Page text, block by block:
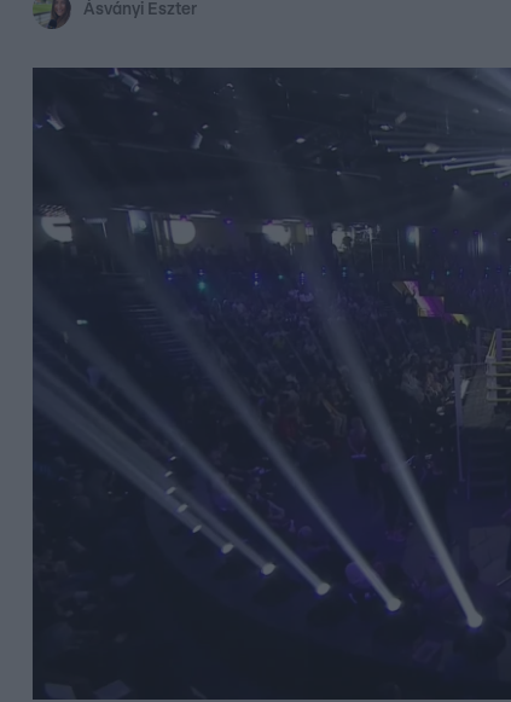
Ásványi Eszter